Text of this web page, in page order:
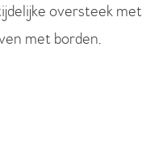
oversteek
met borden.